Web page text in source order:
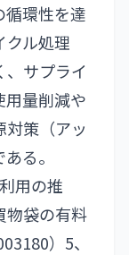
循環性を達
クル処理
、サプライ
用量削減や
策（アッ
る。
用の推
物袋の有料
）5、